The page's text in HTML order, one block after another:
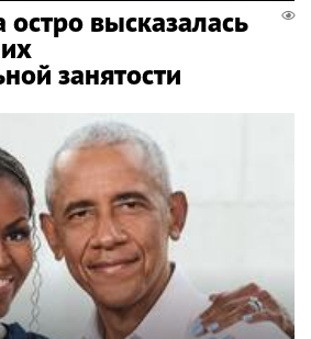
остро высказалась
занятости